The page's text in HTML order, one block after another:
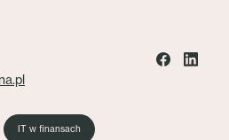
IT w finansach